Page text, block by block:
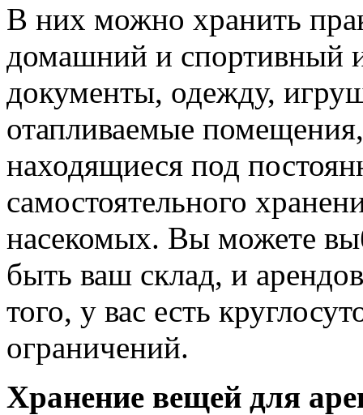
В них можно хранить
домашний и спортивный
документы, одежду,
отапливаемые
находящиеся под
самостоятельного
насекомых. Вы можете
быть ваш склад, и
того, у вас есть
ограничений.
Хранение вещей для